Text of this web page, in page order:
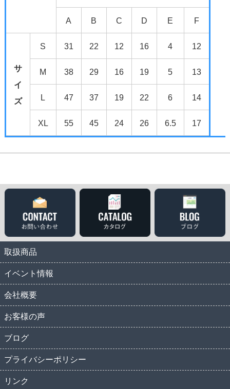
A B C D E F
サ
イ
ズ
S 31 22 12 16 4 12
M 38 29 16 19 5 13
L 47 37 19 22 6 14
XL 55 45 24 26 6.5 17
取扱商品
イベント情報
会社概要
お客様の声
ブログ
プライバシーポリシー
リンク